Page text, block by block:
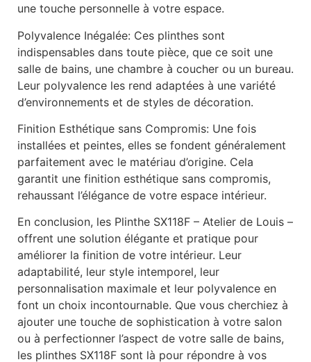
une touche personnelle à votre espace.
Polyvalence Inégalée: Ces plinthes sont
indispensables dans toute pièce, que ce soit une
salle de bains, une chambre à coucher ou un bureau.
Leur polyvalence les rend adaptées à une variété
d’environnements et de styles de décoration.
Finition Esthétique sans Compromis: Une fois
installées et peintes, elles se fondent généralement
parfaitement avec le matériau d’origine. Cela
garantit une finition esthétique sans compromis,
rehaussant l’élégance de votre espace intérieur.
En conclusion, les Plinthe SX118F – Atelier de Louis –
offrent une solution élégante et pratique pour
améliorer la finition de votre intérieur. Leur
adaptabilité, leur style intemporel, leur
personnalisation maximale et leur polyvalence en
font un choix incontournable. Que vous cherchiez à
ajouter une touche de sophistication à votre salon
ou à perfectionner l’aspect de votre salle de bains,
les plinthes SX118F sont là pour répondre à vos